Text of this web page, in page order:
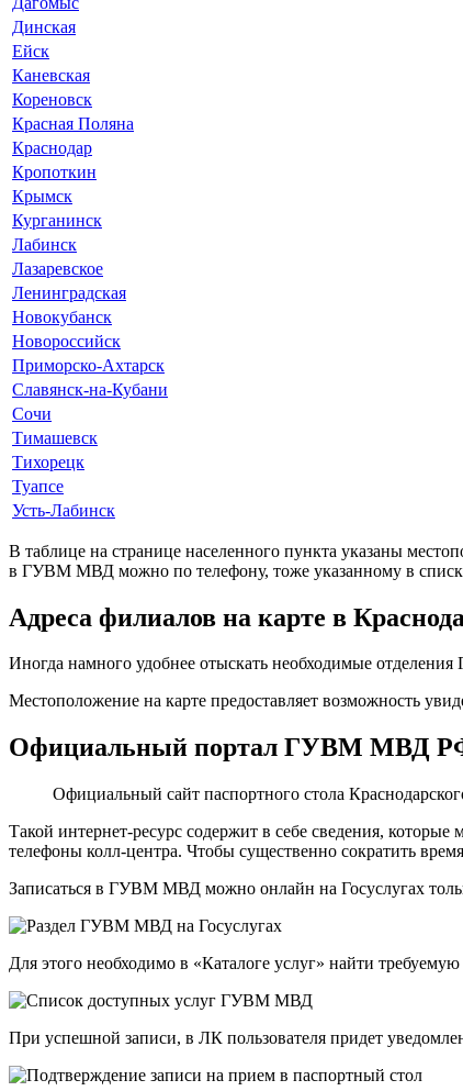
Динская
Ейск
Каневская
Кореновск
Красная Поляна
Краснодар
Кропоткин
Крымск
Курганинск
Лабинск
Лазаревское
Ленинградская
Новокубанск
Новороссийск
Приморско-Ахтарск
Славянск-на-Кубани
Сочи
Тимашевск
Тихорецк
Туапсе
Усть-Лабинск
В таблице на странице населенного пункта указаны
в ГУВМ МВД можно по телефону, тоже указанному в
Адреса филиалов на карте в
Иногда намного удобнее отыскать необходимые
Местоположение на карте предоставляет возможность
Официальный портал ГУВМ МВД
Официальный сайт паспортного стола
Такой интернет-ресурс содержит в себе сведения,
телефоны колл-центра. Чтобы существенно сократить
Записаться в ГУВМ МВД можно онлайн на Госуслугах
Для этого необходимо в «Каталоге услуг» найти
При успешной записи, в ЛК пользователя придет